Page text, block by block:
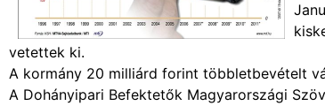
vetettek ki.
A kormány 20 milliárd forint többletbevételt
A Dohányipari Befektetők Magyarországi